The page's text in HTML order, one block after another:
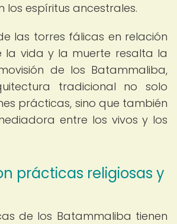
los espíritus ancestrales.
las torres fálicas en relación
la vida y la muerte resalta la
de los Batammaliba,
tradicional no solo
prácticas, sino que también
entre los vivos y los
prácticas religiosas y
de los Batammaliba tienen